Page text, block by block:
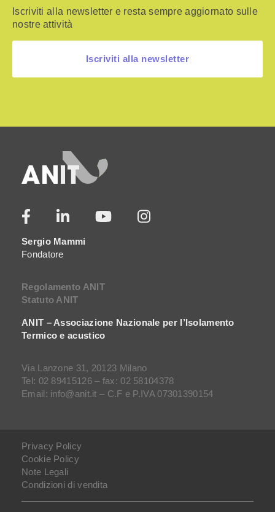
Iscriviti alla newsletter e resta sempre aggiornato sulle
nostre attività
Iscriviti alla newsletter
Sergio Mammi
Fondatore
Regolamento ANIT
Statuto ANIT
ANIT – Associazione Nazionale per l’Isolamento
Termico e acustico
Via Lanzone 31, 20123 Milano
Tel: 02 89415126 – fax: 02 58104378
Email: info@anit.it – C.F e P.IVA 07301390154
Privacy Policy
Cookie Policy
Note Legali
Condizioni di vendita